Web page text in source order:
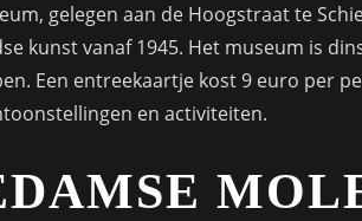
gelegen aan de Hoogstraat te
kunst vanaf 1945. Het museum is
Een entreekaartje kost 9 euro per
en activiteiten.